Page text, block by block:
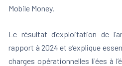
Mobile Money.
Le résultat d’exploitation de
rapport à 2024 et s’explique
charges opérationnelles liées à